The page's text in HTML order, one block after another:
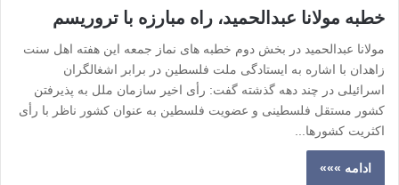
خطبه مولانا عبدالحمید، راه مبارزه با تروریسم
مولانا عبدالحمید در بخش دوم خطبه های نماز جمعه این هفته اهل سنت
زاهدان با اشاره به ایستادگی ملت فلسطین در برابر اشغالگران
اسرائیلی در چند دهه گذشته گفت: رأی اخیر سازمان ملل به پذیرفتن
کشور مستقل فلسطینی و عضویت فلسطین به عنوان کشور ناظر با رأی
اکثریت کشورها...
ادامه »»»